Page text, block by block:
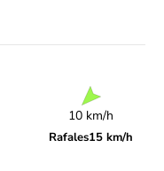
10 km/h
Rafales15 km/h